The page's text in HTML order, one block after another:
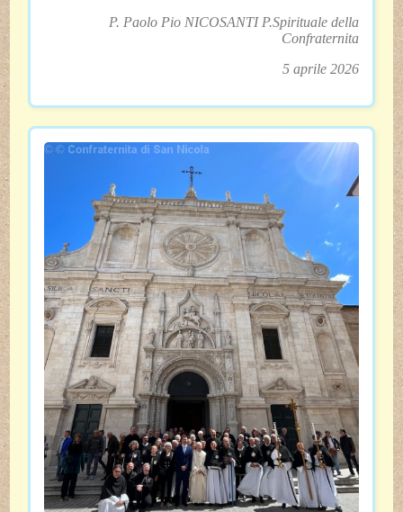
P. Paolo Pio NICOSANTI P.Spirituale della
Confraternita
5 aprile 2026